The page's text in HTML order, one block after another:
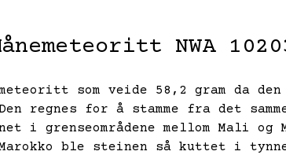
NWA
som veide 58,2 gram da den
regnes for å stamme fra det
i grenseområdene mellom
ble steinen så kuttet i